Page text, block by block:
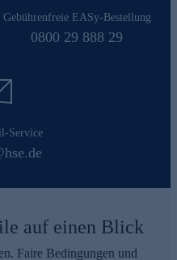
Gebührenfreie EASy-Bestellung
0800 29 888 29
Service
auf einen Blick
Faire Bedingungen und